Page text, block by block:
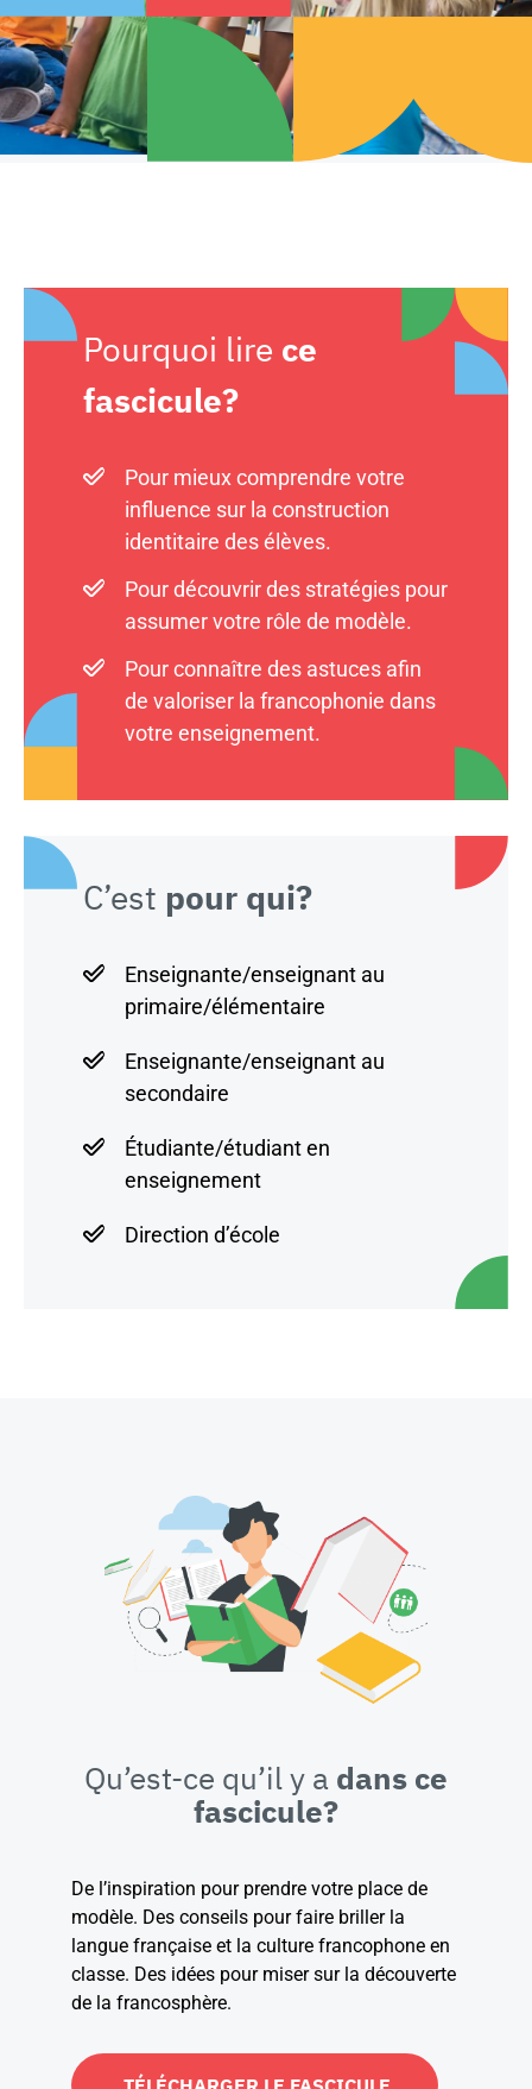
Pourquoi lire ce
fascicule?
Pour mieux comprendre votre
influence sur la construction
identitaire des élèves.
Pour découvrir des stratégies pour
assumer votre rôle de modèle.
Pour connaître des astuces afin
de valoriser la francophonie dans
votre enseignement.
C’est pour qui?
Enseignante/enseignant au
primaire/élémentaire
Enseignante/enseignant au
secondaire
Étudiante/étudiant en
enseignement
Direction d’école
Qu’est-ce qu’il y a dans ce
fascicule?
De l’inspiration pour prendre votre place de
modèle. Des conseils pour faire briller la
langue française et la culture francophone en
classe. Des idées pour miser sur la découverte
de la francosphère.